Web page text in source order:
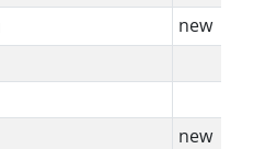
new
new